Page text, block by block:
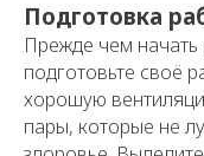
Подготовка
Прежде чем
подготовьте своё
хорошую
пары, которые не